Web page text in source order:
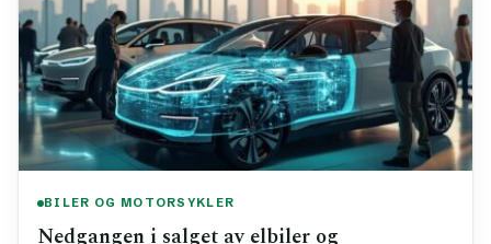
BILER OG MOTORSYKLER
Nedgangen i salget av elbiler og